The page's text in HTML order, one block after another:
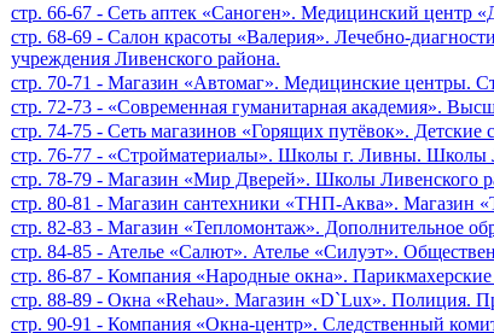
стр. 66-67 - Сеть аптек «Саноген». Медицинский центр
стр. 68-69 - Салон красоты «Валерия». Лечебно-
учреждения Ливенского района.
стр. 70-71 - Магазин «Автомаг». Медицинские центры.
стр. 72-73 - «Современная гуманитарная академия».
стр. 74-75 - Сеть магазинов «Горящих путёвок».
стр. 76-77 - «Стройматериалы». Школы г. Ливны. Школы
стр. 78-79 - Магазин «Мир Дверей». Школы Ливенского
стр. 80-81 - Магазин сантехники «ТНП-Аква». Магазин
стр. 82-83 - Магазин «Тепломонтаж». Дополнительное
стр. 84-85 - Ателье «Салют». Ателье «Силуэт».
стр. 86-87 - Компания «Народные окна».
стр. 88-89 - Окна «Rehau». Магазин «D`Lux». Полиция.
стр. 90-91 - Компания «Окна-центр». Следственный